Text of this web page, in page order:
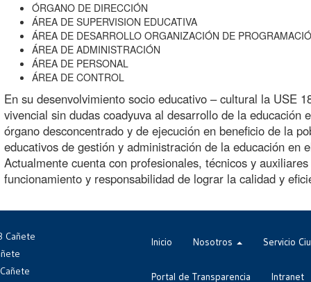
ÓRGANO DE DIRECCIÓN
ÁREA DE SUPERVISION EDUCATIVA
ÁREA DE DESARROLLO ORGANIZACIÓN DE
ÁREA DE ADMINISTRACIÓN
ÁREA DE PERSONAL
ÁREA DE CONTROL
En su desenvolvimiento socio educativo – cultural la USE
vivencial sin dudas coadyuva al desarrollo de la
órgano desconcentrado y de ejecución en beneficio de la
educativos de gestión y administración de la educación en
Actualmente cuenta con profesionales, técnicos y
funcionamiento y responsabilidad de lograr la calidad y
Cañete
Inicio Nosotros Servicio
Portal de Transparencia Intranet